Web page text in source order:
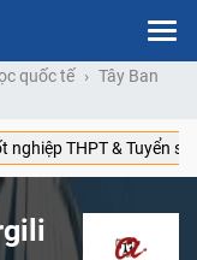
quốc tế
Tây Ban
nghiệp THPT & Tuyển